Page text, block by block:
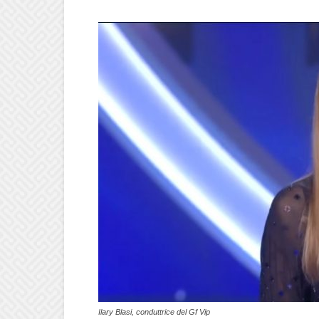
Ilary Blasi, conduttrice del Gf Vip